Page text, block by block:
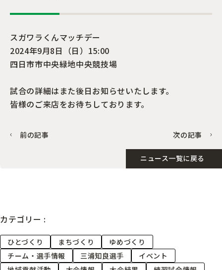
カテゴリー :
ひとづくり まちづくり
ゆめづくり
チーム・選手情報
三浦知良選手
イベント
スガワラくんマッチデー
2024年9月8日（日）15:00
四日市市中央緑地中央競技場
試合の詳細はまた後日お知らせいたします。
皆様のご来店をお待ちしております。
前の記事 次の記事
ニュース一覧に戻る